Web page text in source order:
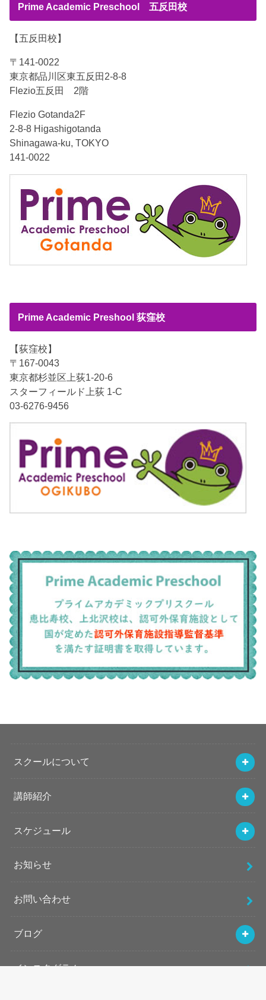
Prime Academic Preschool 五反田校
【五反田校】
〒141-0022
東京都品川区東五反田2-8-8
Flezio五反田 2階
Flezio Gotanda2F
2-8-8 Higashigotanda
Shinagawa-ku, TOKYO
141-0022
Prime Academic Preshool 荻窪校
【荻窪校】
〒167-0043
東京都杉並区上荻1-20-6
スターフィールド上荻 1-C
03-6276-9456
スクールについて
講師紹介
スケジュール
お知らせ
お問い合わせ
ブログ
インスタグラム